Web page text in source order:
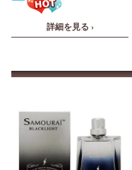
詳細を見る ›